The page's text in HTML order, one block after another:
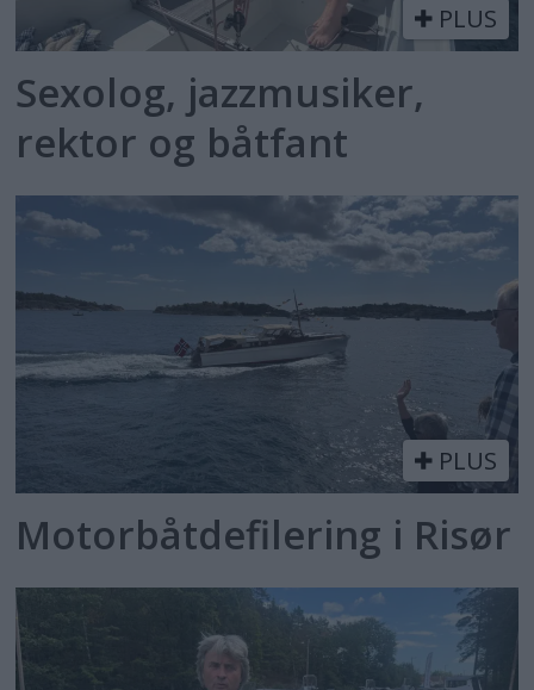
PLUS
Sexolog, jazzmusiker,
rektor og båtfant
PLUS
Motorbåtdefilering i Risør